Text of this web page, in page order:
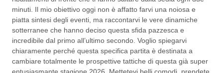
minuti. Il mio obiettivo oggi non è affatto farvi una noiosa e
piatta sintesi degli eventi, ma raccontarvi le vere dinamiche
sotterranee che hanno deciso questa sfida pazzesca e
incredibile dal primo all’ultimo secondo. Voglio spiegarvi
chiaramente perché questa specifica partita è destinata a
cambiare totalmente le prospettive tattiche di questa già super